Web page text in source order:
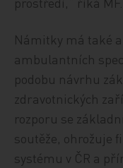
Námitky má také
ambulantních
podobu návrhu
zdravotnických
rozporu se
soutěže, ohrožuje
systému v ČR a